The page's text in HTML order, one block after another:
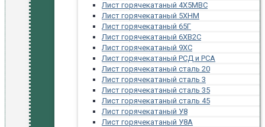
Лист горячекатаный 4Х5МВС
Лист горячекатаный 5ХНМ
Лист горячекатаный 65Г
Лист горячекатаный 6ХВ2С
Лист горячекатаный 9ХС
Лист горячекатаный РСД и РСА
Лист горячекатаный сталь 20
Лист горячекатаный сталь 3
Лист горячекатаный сталь 35
Лист горячекатаный сталь 45
Лист горячекатаный У8
Лист горячекатаный У8А